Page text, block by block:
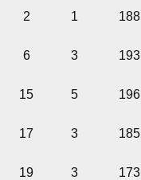
2 1 188
6 3 193
15 5 196
17 3 185
19 3 173